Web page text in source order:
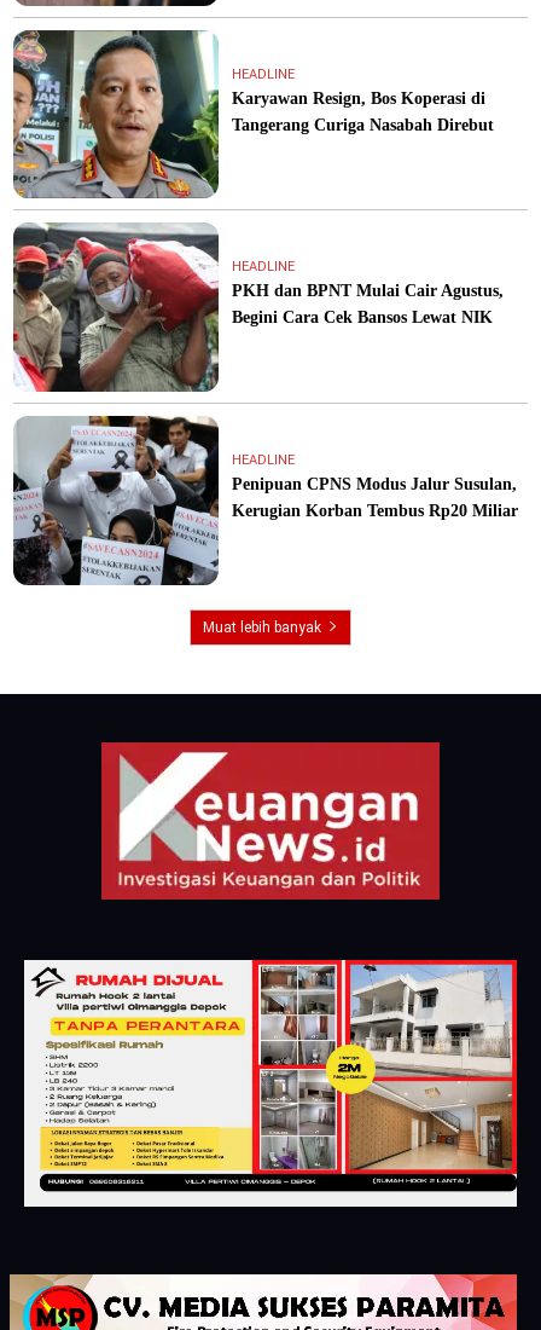
HEADLINE
Karyawan Resign, Bos Koperasi di
Tangerang Curiga Nasabah Direbut
HEADLINE
PKH dan BPNT Mulai Cair Agustus,
Begini Cara Cek Bansos Lewat NIK
HEADLINE
Penipuan CPNS Modus Jalur Susulan,
Kerugian Korban Tembus Rp20 Miliar
Muat lebih banyak